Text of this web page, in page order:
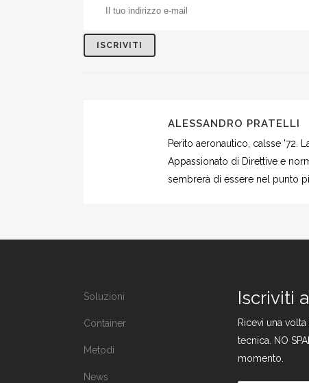
ALESSANDRO PRATELLI
Perito aeronautico, calsse '72.
Appassionato di Direttive e
sembrerà di essere nel punto
Soluzioni
Container
Metodi
News
Iscriviti
Ricevi una
tecnica. NO
momento.